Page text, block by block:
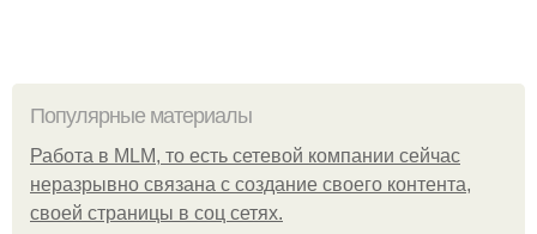
Популярные материалы
Работа в MLM, то есть сетевой компании сейчас
неразрывно связана с создание своего контента,
своей страницы в соц сетях.